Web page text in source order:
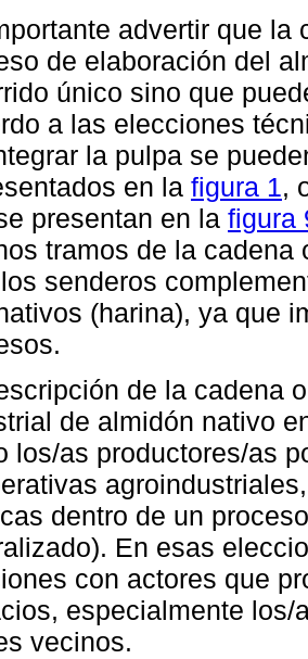
advertir que la
de elaboración del
único sino que
a las elecciones
la pulpa se
en la figura 1,
presentan en la figura
tramos de la
senderos
(harina), ya que
de la cadena
de almidón nativo
los/as productores/as
dentro de un
En esas
con actores que
especialmente los/
vecinos.